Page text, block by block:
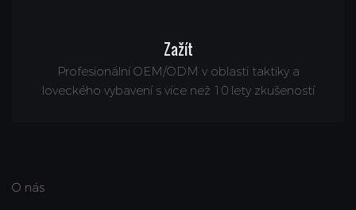
Zažít
Profesionální OEM/ODM v oblasti taktiky a
loveckého vybavení s více než 10 lety zkušeností
O nás